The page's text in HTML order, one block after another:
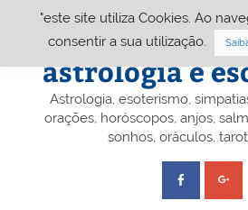
Portal A&E
astrologia e
Astrologia, esoterismo,
orações, horóscopos, anjos,
sonhos, oráculos,
"este site utiliza Cookies. Ao
consentir a sua utilização.